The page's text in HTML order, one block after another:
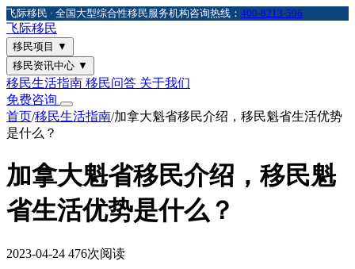
飞际移民 · 全国大型综合性移民服务机构咨询热线： 400-8213-596
飞际移民
移民项目 ▼
移民资讯中心 ▼
移民生活指南 移民问答 关于我们
免费咨询
首页/移民生活指南/加拿大魁省移民介绍，移民魁省生活优势
是什么？
加拿大魁省移民介绍，移民魁
省生活优势是什么？
2023-04-24 476次阅读